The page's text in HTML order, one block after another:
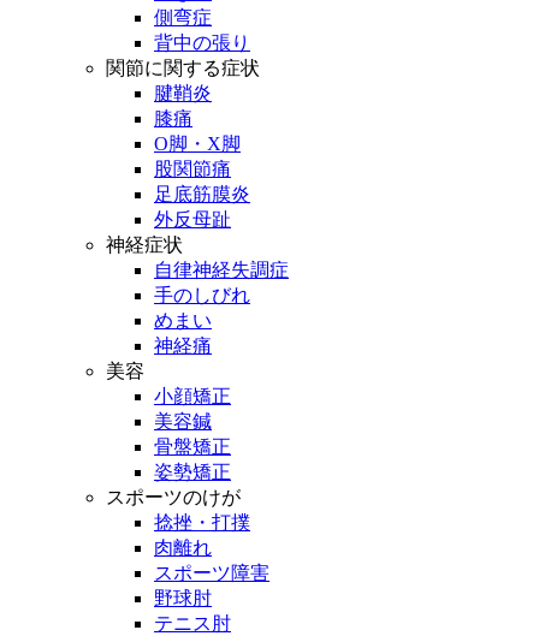
側弯症
背中の張り
関節に関する症状
腱鞘炎
膝痛
O脚・X脚
股関節痛
足底筋膜炎
外反母趾
神経症状
自律神経失調症
手のしびれ
めまい
神経痛
美容
小顔矯正
美容鍼
骨盤矯正
姿勢矯正
スポーツのけが
捻挫・打撲
肉離れ
スポーツ障害
野球肘
テニス肘